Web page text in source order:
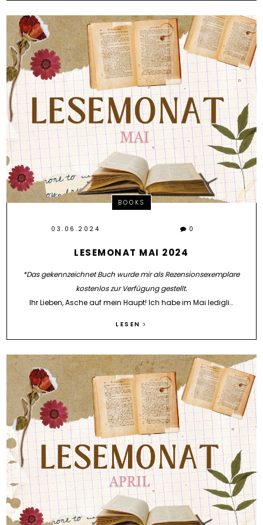
BOOKS
03.06.2024 0
LESEMONAT MAI 2024
*Das gekennzeichnet Buch wurde mir als Rezensionsexemplare
kostenlos zur Verfügung gestellt.
Ihr Lieben, Asche auf mein Haupt! Ich habe im Mai ledigli…
LESEN